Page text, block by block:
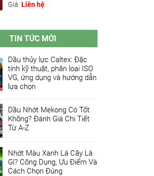
Giá: Liên hệ
TIN TỨC MỚI
Dầu thủy lực Caltex: Đặc
tính kỹ thuật, phân loại ISO
VG, ứng dụng và hướng dẫn
lựa chọn
Dầu Nhớt Mekong Có Tốt
Không? Đánh Giá Chi Tiết
Từ A-Z
Nhớt Màu Xanh Lá Cây Là
Gì? Công Dụng, Ưu Điểm Và
Cách Chọn Đúng